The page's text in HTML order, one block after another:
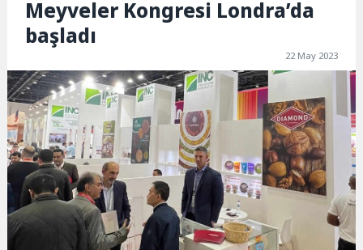
Meyveler Kongresi Londra’da
başladı
22 May 2023